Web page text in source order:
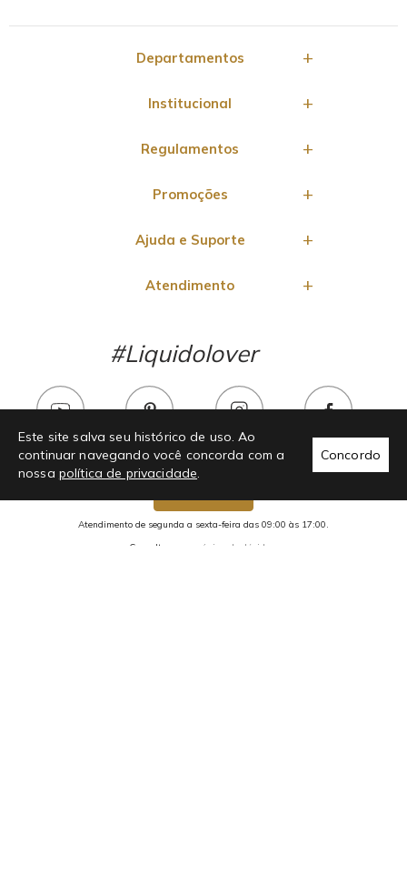
Este site salva seu histórico de uso. Ao
continuar navegando você concorda com a
nossa política de privacidade.
Concordo
Departamentos
Institucional
Regulamentos
Promoções
Ajuda e Suporte
Atendimento
#Liquidolover
Atendimento de segunda a sexta-feira das 09:00 às 17:00.
Consulte nossa
página de dúvidas.